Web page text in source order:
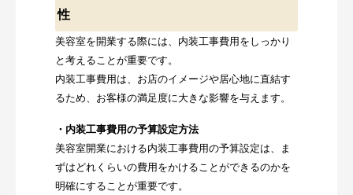
性
美容室を開業する際には、内装工事費用をしっかり
と考えることが重要です。
内装工事費用は、お店のイメージや居心地に直結す
るため、お客様の満足度に大きな影響を与えます。
・内装工事費用の予算設定方法
美容室開業における内装工事費用の予算設定は、ま
ずはどれくらいの費用をかけることができるのかを
明確にすることが重要です。